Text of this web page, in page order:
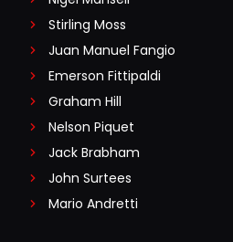
Stirling Moss
Juan Manuel Fangio
Emerson Fittipaldi
Graham Hill
Nelson Piquet
Jack Brabham
John Surtees
Mario Andretti